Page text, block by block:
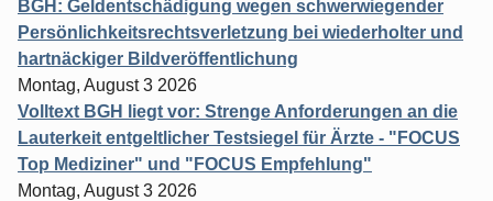
BGH: Geldentschädigung wegen schwerwiegender
Persönlichkeitsrechtsverletzung bei wiederholter und
hartnäckiger Bildveröffentlichung
Montag, August 3 2026
Volltext BGH liegt vor: Strenge Anforderungen an die
Lauterkeit entgeltlicher Testsiegel für Ärzte - "FOCUS
Top Mediziner" und "FOCUS Empfehlung"
Montag, August 3 2026